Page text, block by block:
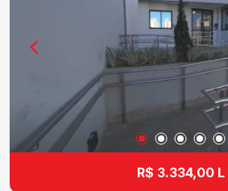
R$ 3.334,00 L